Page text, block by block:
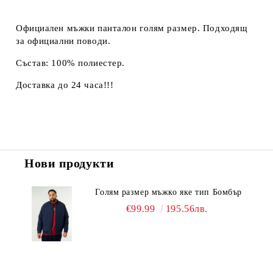
Официален мъжки панталон голям размер. Подходящ
за официални поводи.
Състав: 100% полиестер.
Доставка до 24 часа!!!
Нови продукти
Голям размер мъжко яке тип Бомбър
€99.99 195.56лв.